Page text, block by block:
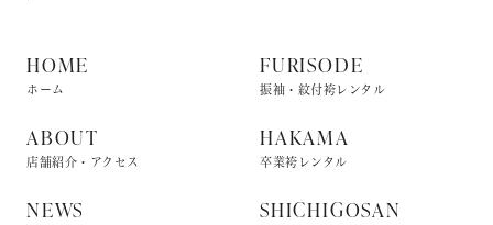
HOME
ホーム
ABOUT
店舗紹介・アクセス
NEWS
FURISODE
振袖・紋付袴レンタル
HAKAMA
卒業袴レンタル
SHICHIGOSAN